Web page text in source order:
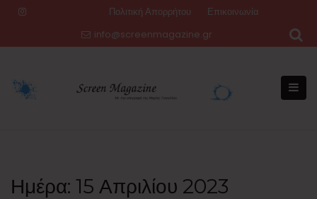
Πολιτική Απορρήτου
Επικοινωνία
info@screenmagazine.gr
Ημέρα: 15 Απριλίου 2023